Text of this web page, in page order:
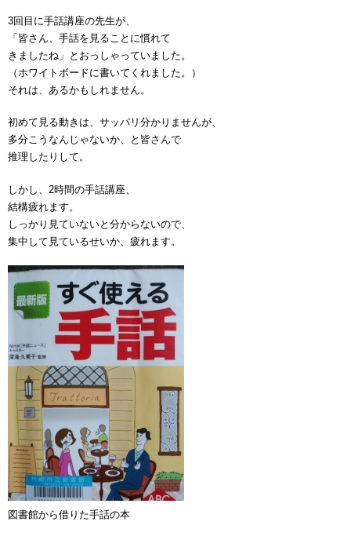
3回目に手話講座の先生が、
「皆さん、手話を見ることに慣れて
きましたね」とおっしゃっていました。
（ホワイトボードに書いてくれました。）
それは、あるかもしれません。
初めて見る動きは、サッパリ分かりませんが、
多分こうなんじゃないか、と皆さんで
推理したりして。
しかし、2時間の手話講座、
結構疲れます。
しっかり見ていないと分からないので、
集中して見ているせいか、疲れます。
図書館から借りた手話の本